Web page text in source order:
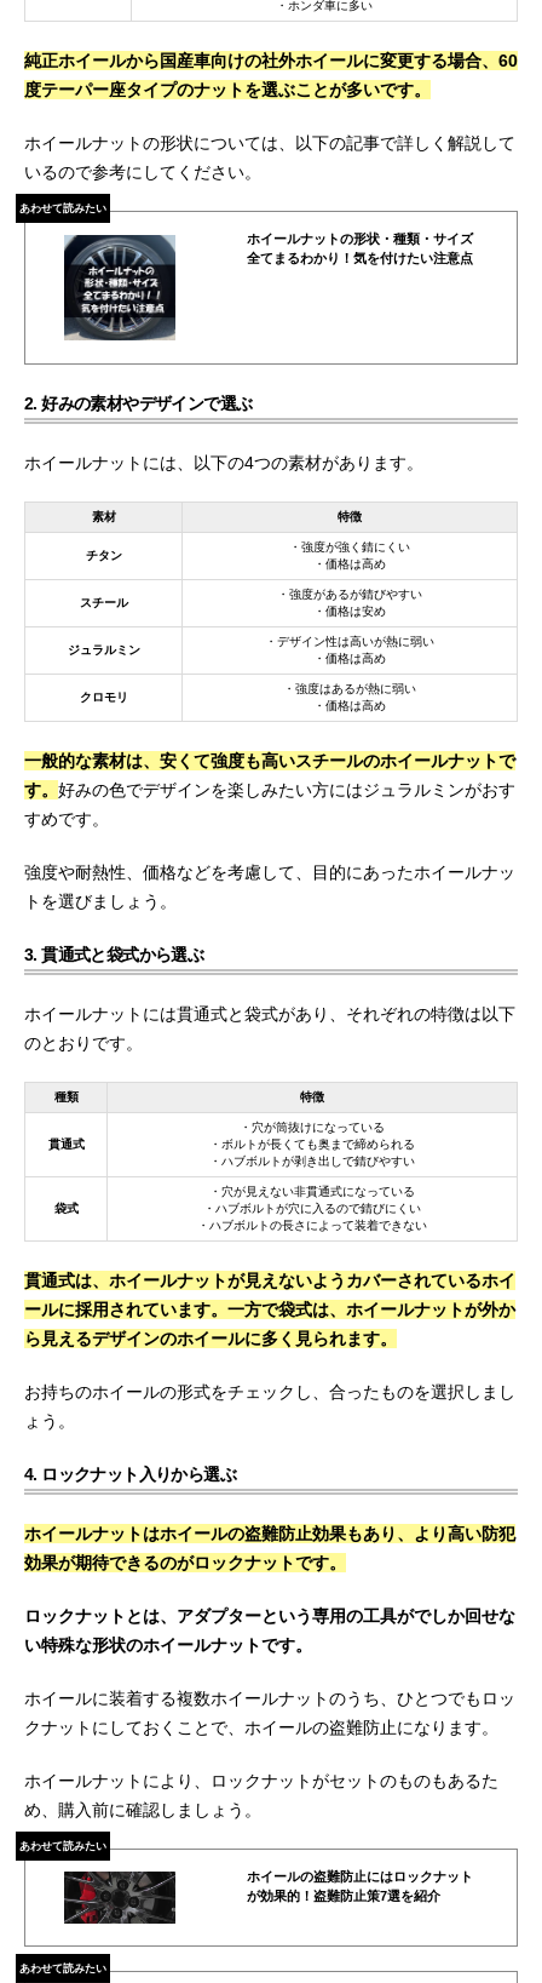
・ホンダ車に多い
純正ホイールから国産車向けの社外ホイールに変更する場合、60
度テーパー座タイプのナットを選ぶことが多いです。
ホイールナットの形状については、以下の記事で詳しく解説して
いるので参考にしてください。
あわせて読みたい
ホイールナットの形状・種類・サイズ
全てまるわかり！気を付けたい注意点
2. 好みの素材やデザインで選ぶ
ホイールナットには、以下の4つの素材があります。
素材 特徴
チタン
・強度が強く錆にくい
・価格は高め
スチール
・強度があるが錆びやすい
・価格は安め
ジュラルミン
・デザイン性は高いが熱に弱い
・価格は高め
クロモリ
・強度はあるが熱に弱い
・価格は高め
一般的な素材は、安くて強度も高いスチールのホイールナットで
す。 好みの色でデザインを楽しみたい方にはジュラルミンがおす
すめです。
強度や耐熱性、価格などを考慮して、目的にあったホイールナッ
トを選びましょう。
3. 貫通式と袋式から選ぶ
ホイールナットには貫通式と袋式があり、それぞれの特徴は以下
のとおりです。
種類 特徴
貫通式
・穴が筒抜けになっている
・ボルトが長くても奥まで締められる
・ハブボルトが剥き出しで錆びやすい
袋式
・穴が見えない非貫通式になっている
・ハブボルトが穴に入るので錆びにくい
・ハブボルトの長さによって装着できない
貫通式は、ホイールナットが見えないようカバーされているホイ
ールに採用されています。一方で袋式は、ホイールナットが外か
ら見えるデザインのホイールに多く見られます。
お持ちのホイールの形式をチェックし、合ったものを選択しまし
ょう。
4. ロックナット入りから選ぶ
ホイールナットはホイールの盗難防止効果もあり、より高い防犯
効果が期待できるのがロックナットです。
ロックナットとは、アダプターという専用の工具がでしか回せな
い特殊な形状のホイールナットです。
ホイールに装着する複数ホイールナットのうち、ひとつでもロッ
クナットにしておくことで、ホイールの盗難防止になります。
ホイールナットにより、ロックナットがセットのものもあるた
め、購入前に確認しましょう。
あわせて読みたい
ホイールの盗難防止にはロックナット
が効果的！盗難防止策7選を紹介
あわせて読みたい